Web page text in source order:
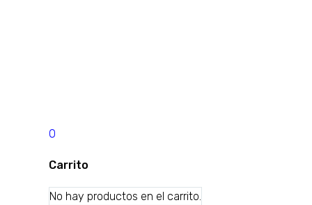
0
Carrito
No hay productos en el carrito.